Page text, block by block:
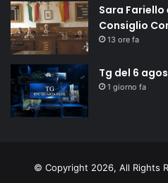
Sara
Consiglio
13 ore fa
Tg del 6
1 giorno fa
© Copyright 2026, All Rights